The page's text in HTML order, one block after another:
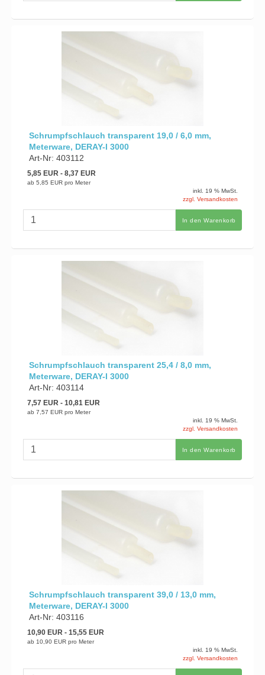
Schrumpfschlauch transparent 19,0 / 6,0 mm,
Meterware, DERAY-I 3000
Art-Nr: 403112
5,85 EUR- 8,37 EUR
ab 5,85 EUR pro Meter
inkl. 19 % MwSt.
zzgl. Versandkosten
In den Warenkorb
Schrumpfschlauch transparent 25,4 / 8,0 mm,
Meterware, DERAY-I 3000
Art-Nr: 403114
7,57 EUR- 10,81 EUR
ab 7,57 EUR pro Meter
inkl. 19 % MwSt.
zzgl. Versandkosten
In den Warenkorb
Schrumpfschlauch transparent 39,0 / 13,0 mm,
Meterware, DERAY-I 3000
Art-Nr: 403116
10,90 EUR- 15,55 EUR
ab 10,90 EUR pro Meter
inkl. 19 % MwSt.
zzgl. Versandkosten